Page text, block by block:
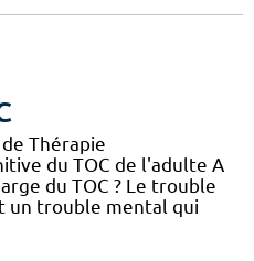
Thérapie
du TOC de l'adulte A
du TOC ? Le trouble
un trouble mental qui